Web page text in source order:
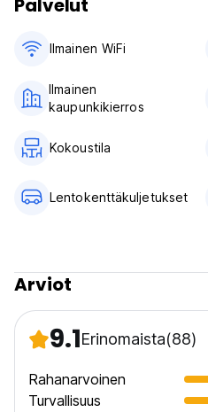
Palvelut
Ilmainen WiFi
Ilmainen
kaupunkikierros
Kokoustila
Lentokenttäkuljetukset
Arviot
9.1Erinomaista(88)
Rahanarvoinen
Turvallisuus